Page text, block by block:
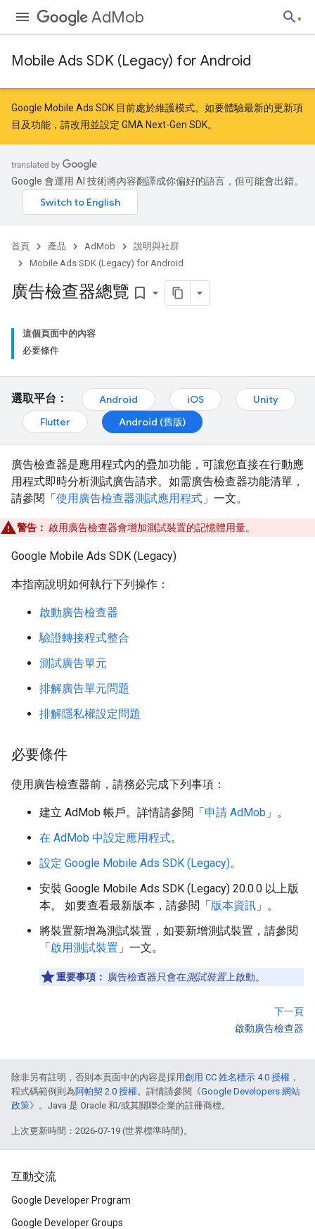
AdMob
Mobile Ads SDK (Legacy) for Android
Google Mobile Ads SDK 目前處於維護模式。如要體驗最新的更新項
目及功能，請改用並設定 GMA Next-Gen SDK。
Google 會運用 AI 技術將內容翻譯成你偏好的語言，但可能會出錯。
首頁 產品 AdMob
說明與社群
Mobile Ads SDK (Legacy) for Android
廣告檢查器總覽 bookmark_border
這個頁面中的內容
必要條件
選取平台： Android iOS
Unity
Flutter
Android (舊版)
廣告檢查器是應用程式內的疊加功能，可讓您直接在行動應
用程式即時分析測試廣告請求。如需廣告檢查器功能清單，
請參閱「使用廣告檢查器測試應用程式 」一文。
警告： 啟用廣告檢查器會增加測試裝置的記憶體用量。
Google Mobile Ads SDK (Legacy)
本指南說明如何執行下列操作：
啟動廣告檢查器
驗證轉接程式整合
測試廣告單元
排解廣告單元問題
排解隱私權設定問題
必要條件
使用廣告檢查器前，請務必完成下列事項：
建立 AdMob 帳戶。詳情請參閱「申請 AdMob 」。
在 AdMob 中設定應用程式。
設定 Google Mobile Ads SDK (Legacy)。
安裝 Google Mobile Ads SDK (Legacy) 20.0.0 以上版
本。 如要查看最新版本，請參閱「版本資訊 」。
將裝置新增為測試裝置，如要新增測試裝置，請參閱
「啟用測試裝置 」一文。
重要事項： 廣告檢查器只會在測試裝置上啟動。
下一頁
啟動廣告檢查器
除非另有註明，否則本頁面中的內容是採用創用 CC 姓名標示 4.0 授權 ，
程式碼範例則為阿帕契 2.0 授權。詳情請參閱《Google Developers 網站
政策》。Java 是 Oracle 和/或其關聯企業的註冊商標。
上次更新時間：2026-07-19 (世界標準時間)。
互動交流
Google Developer Program
Google Developer Groups